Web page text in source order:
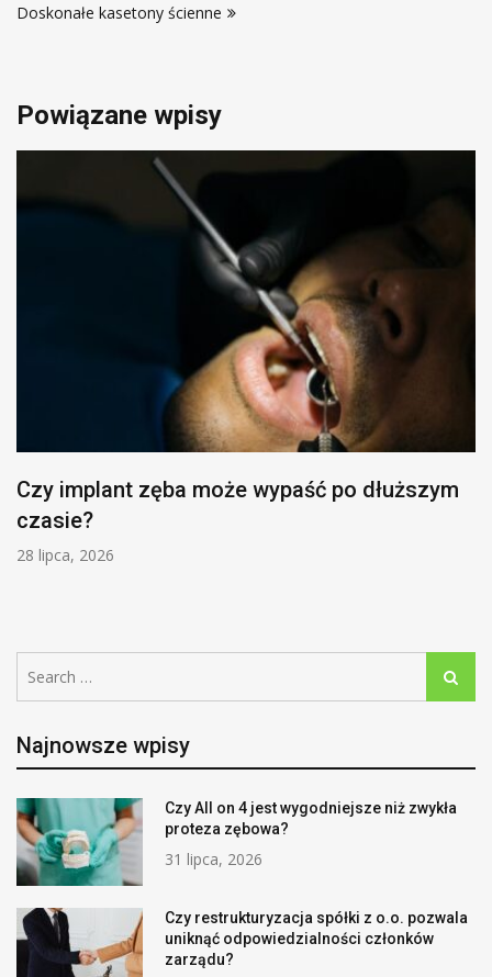
Doskonałe kasetony ścienne
Powiązane wpisy
Czy implant zęba może wypaść po dłuższym
czasie?
28 lipca, 2026
for:
Search
Najnowsze wpisy
Czy All on 4 jest wygodniejsze niż zwykła
proteza zębowa?
31 lipca, 2026
Czy restrukturyzacja spółki z o.o. pozwala
uniknąć odpowiedzialności członków
zarządu?